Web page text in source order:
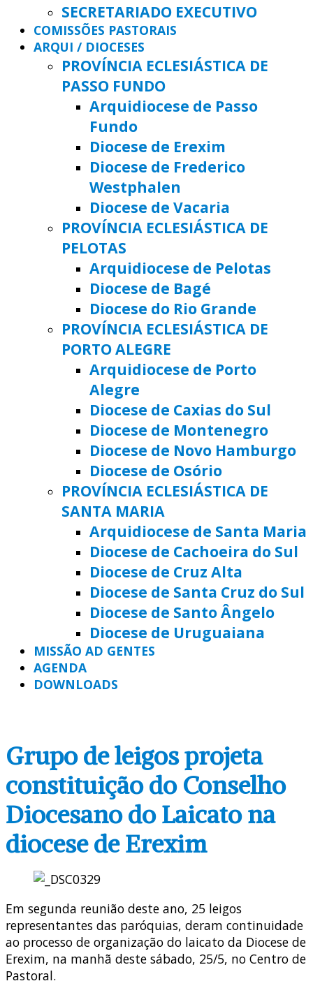
SECRETARIADO EXECUTIVO
COMISSÕES PASTORAIS
ARQUI / DIOCESES
PROVÍNCIA ECLESIÁSTICA DE
PASSO FUNDO
Arquidiocese de Passo
Fundo
Diocese de Erexim
Diocese de Frederico
Westphalen
Diocese de Vacaria
PROVÍNCIA ECLESIÁSTICA DE
PELOTAS
Arquidiocese de Pelotas
Diocese de Bagé
Diocese do Rio Grande
PROVÍNCIA ECLESIÁSTICA DE
PORTO ALEGRE
Arquidiocese de Porto
Alegre
Diocese de Caxias do Sul
Diocese de Montenegro
Diocese de Novo Hamburgo
Diocese de Osório
PROVÍNCIA ECLESIÁSTICA DE
SANTA MARIA
Arquidiocese de Santa Maria
Diocese de Cachoeira do Sul
Diocese de Cruz Alta
Diocese de Santa Cruz do Sul
Diocese de Santo Ângelo
Diocese de Uruguaiana
MISSÃO AD GENTES
AGENDA
DOWNLOADS
Grupo de leigos projeta
constituição do Conselho
Diocesano do Laicato na
diocese de Erexim
Em segunda reunião deste ano, 25 leigos
representantes das paróquias, deram continuidade
ao processo de organização do laicato da Diocese de
Erexim, na manhã deste sábado, 25/5, no Centro de
Pastoral.